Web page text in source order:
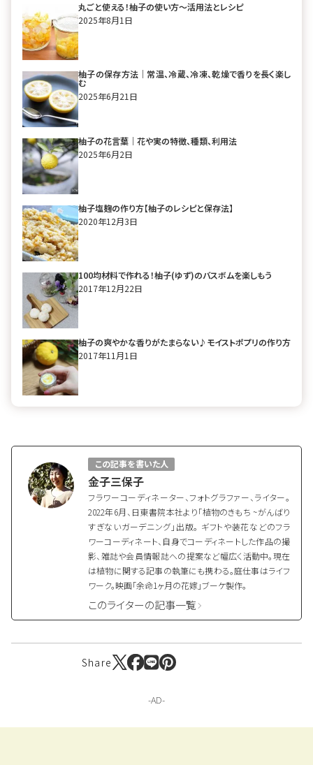
丸ごと使える！柚子の使い方～活用法とレシピ
2025年8月1日
柚子の保存方法｜常温、冷蔵、冷凍、乾燥で香りを長く楽し
む
2025年6月21日
柚子の花言葉｜花や実の特徴、種類、利用法
2025年6月2日
柚子塩麹の作り方【柚子のレシピと保存法】
2020年12月3日
100均材料で作れる！柚子(ゆず)のバスボムを楽しもう
2017年12月22日
柚子の爽やかな香りがたまらない♪モイストポプリの作り方
2017年11月1日
この記事を書いた人
金子三保子
フラワーコーディネーター、フォトグラファー、ライター。
2022年6月、日東書院本社より「植物のきもち ~がんばり
すぎないガーデニング」出版。 ギフトや装花などのフラ
ワーコーディネート、自身でコーディネートした作品の撮
影、雑誌や会員情報誌への提案など幅広く活動中。現在
は植物に関する記事の執筆にも携わる。庭仕事はライフ
ワーク。映画「余命1ヶ月の花嫁」ブーケ製作。
このライターの記事一覧
Share